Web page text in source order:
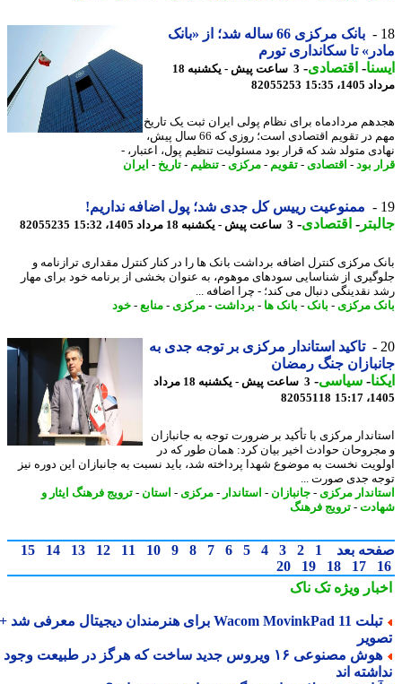
بانک مرکزی 66 ساله شد؛ از «بانک
تا سکانداری تورم
-اقتصادی-
3 ساعت پیش - یکشنبه 18
15:35
82055253
مردادماه برای نظام پولی ایران ثبت یک تاریخ
مهم در تقویم اقتصادی است؛ روزی که 66 سال پیش،
متولد شد که قرار بود مسئولیت تنظیم پول، اعتبار، -
بود -اقتصادی-تقویم-مرکزی - تنظیم-تاریخ- ایران
ممنوعیت رییس کل جدی شد؛ پول اضافه نداریم!
-اقتصادی-3 ساعت پیش - یکشنبه 18 مرداد 1405، 15:32 82055235
مرکزی کنترل اضافه برداشت بانک ها را در کنار کنترل مقداری ترازنامه و
از شناسایی سودهای موهوم، به عنوان بخشی از برنامه خود برای مهار
نقدینگی دنبال می کند؛ - چرا اضافه ...
مرکزی - بانک -بانک ها- برداشت -مرکزی - منابع-خود
تاکید استاندار مرکزی بر توجه جدی به
جنگ رمضان
-سیاسی-
3 ساعت پیش - یکشنبه 18 مرداد
82055118
مرکزی با تأکید بر ضرورت توجه به جانبازان
حوادث اخیر بیان کرد: همان طور که در
نخست به موضوع شهدا پرداخته شد، باید نسبت به جانبازان این دوره نیز
جدی صورت ...
مرکزی - جانبازان- استاندار-مرکزی - استان-ترویج فرهنگ ایثار و
-ترویج فرهنگ
بعد 1
2
3
4
5
6
7
8
9
10
11
12
13
14
15
17
18
19
20
ویژهتک ناک
تبلت Wacom MovinkPad 11 برای هنرمندان دیجیتال معرفی شد +
هوش مصنوعی ۱۶ ویروس جدید ساخت که هرگز در طبیعت وجود
اند